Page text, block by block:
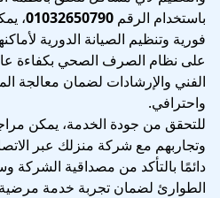
باستخدام الرقم 01032650790،
فورية وتنظيم الصيانة الدورية
على نظام الصرف الصحي بكفاءة
الفني والإرشادات لضمان معالجة
واحترافي.
للتحقق من جودة الخدمة، يمكن
وتجاربهم مع شركة منزلك عبر
دائمًا بالتأكد من مصداقية الشركة
الطوارئ لضمان تجربة خدمة